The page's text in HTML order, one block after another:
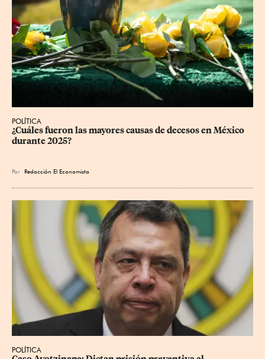
POLÍTICA
¿Cuáles fueron las mayores causas de decesos en México
durante 2025?
Por Redacción El Economista
POLÍTICA